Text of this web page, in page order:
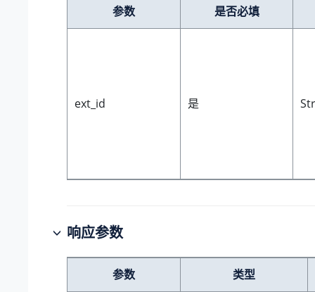
参数 是否必填
ext_id 是
响应参数
参数 类型